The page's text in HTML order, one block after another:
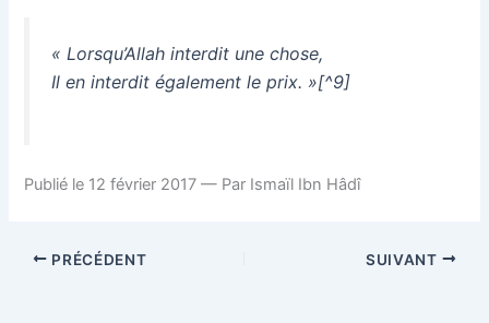
« Lorsqu’Allah interdit une chose,
Il en interdit également le prix. »[^9]
Publié le 12 février 2017 — Par Ismaïl Ibn Hâdî
PRÉCÉDENT SUIVANT